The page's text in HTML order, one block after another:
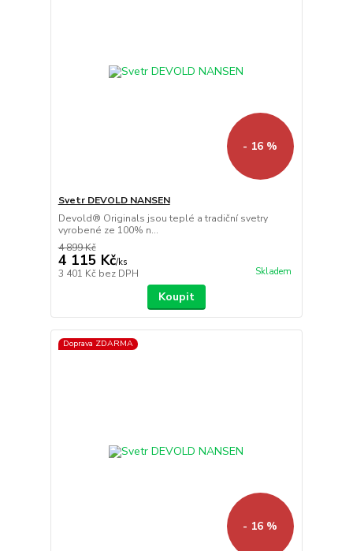
- 16 %
Svetr DEVOLD NANSEN
Devold® Originals jsou teplé a tradiční svetry
vyrobené ze 100% n...
4 899 Kč
4 115 Kč/ks
3 401 Kč bez DPH Skladem
Koupit
Doprava ZDARMA
- 16 %